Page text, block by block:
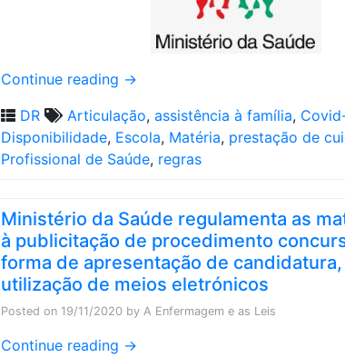
Continue reading →
DR
Articulação, assistência à família,
Disponibilidade, Escola, Matéria, prestação de
Profissional de Saúde, regras
Ministério da Saúde regulamenta as
à publicitação de procedimento
forma de apresentação de
utilização de meios eletrónicos
Posted on 19/11/2020 by A Enfermagem e as Leis
Continue reading →